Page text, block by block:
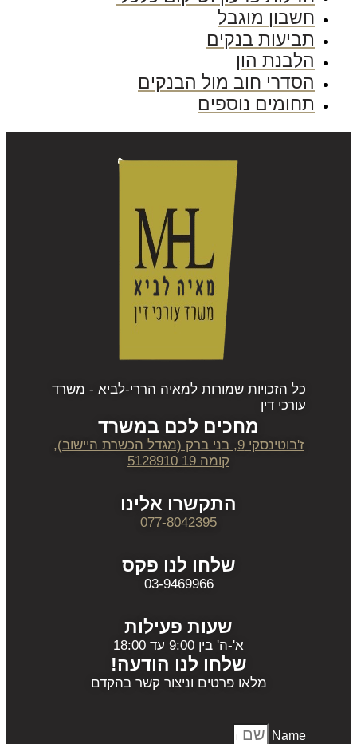
חשבון מוגבל
תביעות בנקים
הלבנת הון
הסדרי חוב מול הבנקים
תחומים נוספים
כל הזכויות שמורות למאיה הררי-לביא - משרד
עורכי דין
מחכים לכם במשרד
ז'בוטינסקי 9, בני ברק (מגדל הכשרת היישוב),
קומה 19 5128910
התקשרו אלינו
077-8042395
שלחו לנו פקס
03-9469966
שעות פעילות
א'-ה' בין 9:00 עד 18:00
שלחו לנו הודעה!
מלאו פרטים וניצור קשר בהקדם
Name